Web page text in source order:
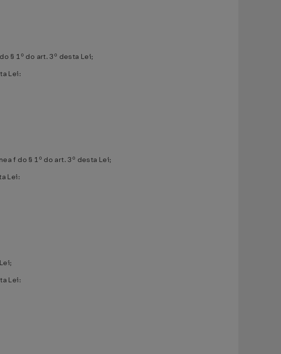
§ 1º do art. 3º desta Lei;
Lei:
f do § 1º do art. 3º desta Lei;
Lei:
Lei: